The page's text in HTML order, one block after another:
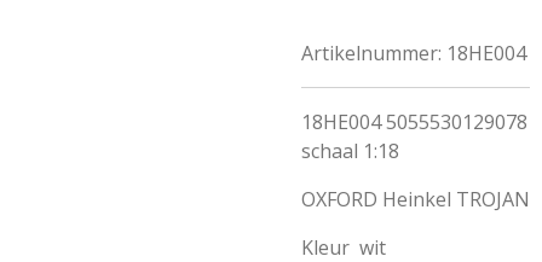
Artikelnummer: 18HE004
18HE004 5055530129078
schaal 1:18
OXFORD Heinkel TROJAN
Kleur wit